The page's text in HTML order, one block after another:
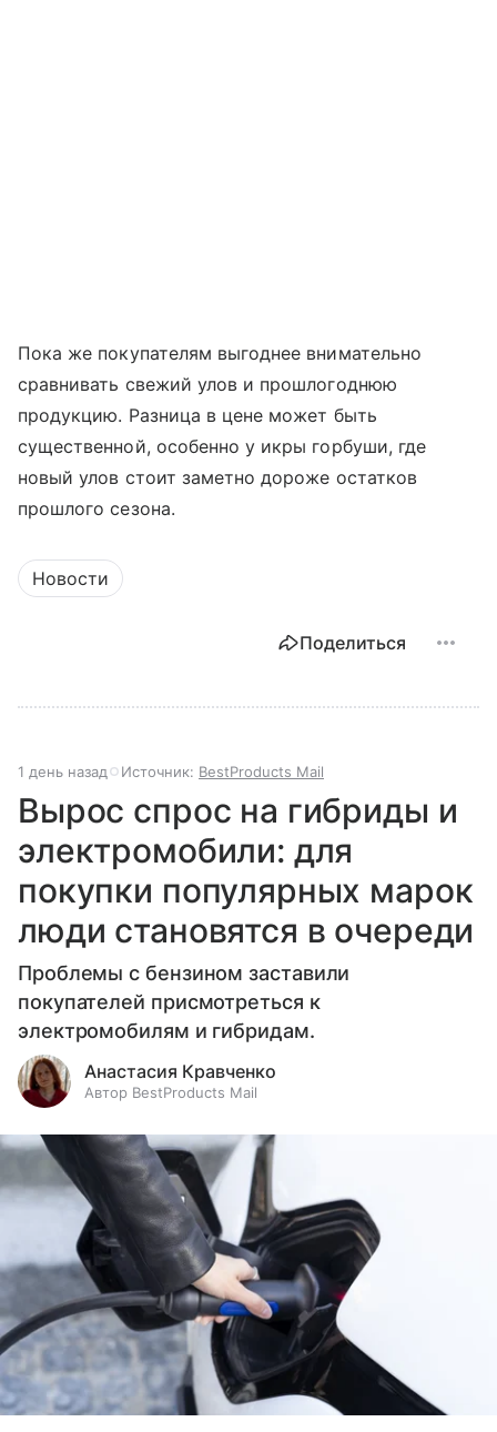
Пока же покупателям выгоднее внимательно
сравнивать свежий улов и прошлогоднюю
продукцию. Разница в цене может быть
существенной, особенно у икры горбуши, где
новый улов стоит заметно дороже остатков
прошлого сезона.
Новости
Поделиться
1 день назад Источник: BestProducts Mail
Вырос спрос на гибриды и
электромобили: для
покупки популярных марок
люди становятся в очереди
Проблемы с бензином заставили
покупателей присмотреться к
электромобилям и гибридам.
Анастасия Кравченко
Автор BestProducts Mail